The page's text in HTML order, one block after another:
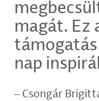
magát. Ez
nap
Csongár